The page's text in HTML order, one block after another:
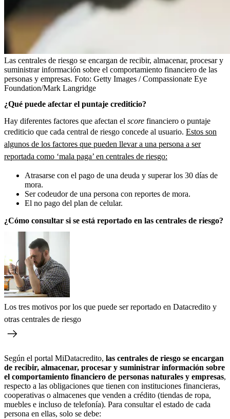
Las centrales de riesgo se encargan de recibir, almacenar, procesar y
suministrar información sobre el comportamiento financiero de las
personas y empresas. Foto: Getty Images / Compassionate Eye
Foundation/Mark Langridge
¿Qué puede afectar el puntaje crediticio?
Hay diferentes factores que afectan el score financiero o puntaje
crediticio que cada central de riesgo concede al usuario. Estos son
algunos de los factores que pueden llevar a una persona a ser
reportada como ‘mala paga’ en centrales de riesgo:
Atrasarse con el pago de una deuda y superar los 30 días de
mora.
Ser codeudor de una persona con reportes de mora.
El no pago del plan de celular.
¿Cómo consultar si se está reportado en las centrales de riesgo?
Los tres motivos por los que puede ser reportado en Datacredito y
otras centrales de riesgo
Según el portal MiDatacredito, las centrales de riesgo se encargan
de recibir, almacenar, procesar y suministrar información sobre
el comportamiento financiero de personas naturales y empresas,
respecto a las obligaciones que tienen con instituciones financieras,
cooperativas o almacenes que venden a crédito (tiendas de ropa,
muebles e incluso de telefonía). Para consultar el estado de cada
persona en ellas, solo se debe: